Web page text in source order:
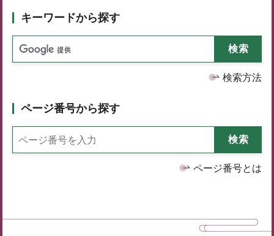
キーワードから探す
検索方法
ページ番号から探す
ページ番号とは